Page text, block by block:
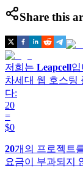
Share this
저희는 Leapcell
차세대 웹 호스팅
다:
20
=
$0
20개의 프로젝트
요금이 부과되지